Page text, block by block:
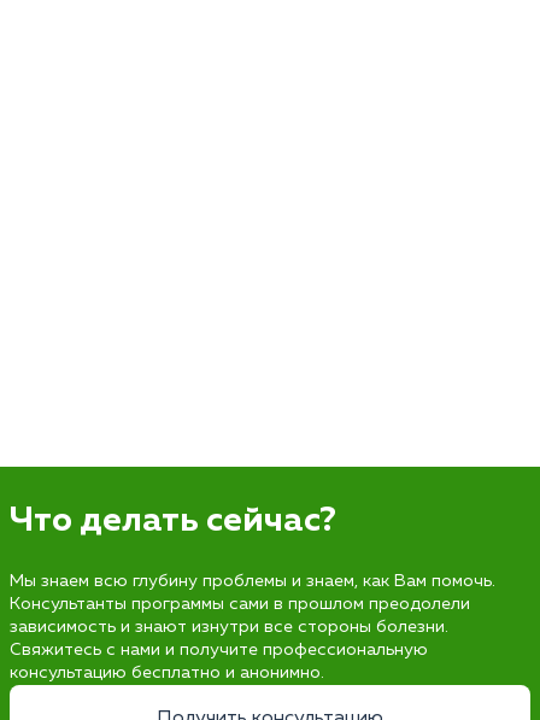
Что делать сейчас?
Мы знаем всю глубину проблемы и знаем, как Вам помочь.
Консультанты программы сами в прошлом преодолели
зависимость и знают изнутри все стороны болезни.
Свяжитесь с нами и получите профессиональную
консультацию бесплатно и анонимно.